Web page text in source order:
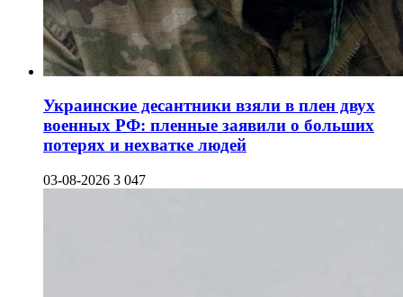
Украинские десантники взяли в плен двух
военных РФ: пленные заявили о больших
потерях и нехватке людей
03-08-2026 3 047